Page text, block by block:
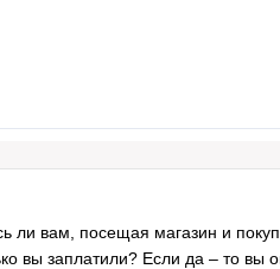
ли вам, посещая магазин и
вы заплатили? Если да – то вы